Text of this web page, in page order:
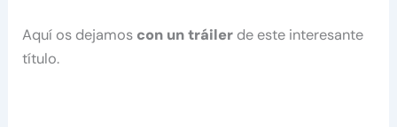
Aquí os dejamos con un tráiler de este interesante
título.